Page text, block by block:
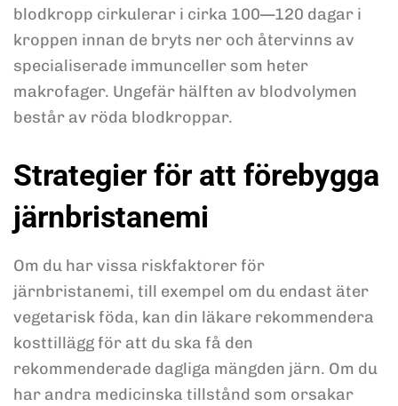
blodkropp cirkulerar i cirka 100—120 dagar i
kroppen innan de bryts ner och återvinns av
specialiserade immunceller som heter
makrofager. Ungefär hälften av blodvolymen
består av röda blodkroppar.
Strategier för att förebygga
järnbristanemi
Om du har vissa riskfaktorer för
järnbristanemi, till exempel om du endast äter
vegetarisk föda, kan din läkare rekommendera
kosttillägg för att du ska få den
rekommenderade dagliga mängden järn. Om du
har andra medicinska tillstånd som orsakar